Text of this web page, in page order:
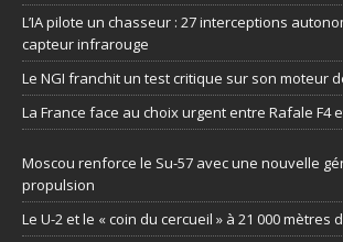
L’IA pilote un chasseur : 27 interceptions
capteur infrarouge
Le NGI franchit un test critique sur son moteur
La France face au choix urgent entre Rafale F4
Moscou renforce le Su-57 avec une nouvelle
propulsion
Le U-2 et le « coin du cercueil » à 21 000 mètres